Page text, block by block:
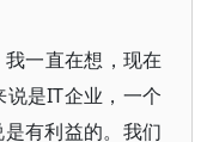
一直在想，现在
是IT企业，一个
有利益的。我们